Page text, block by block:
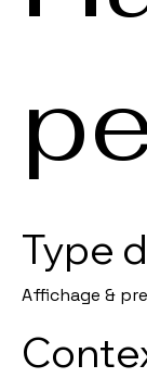
Type
Affichage &